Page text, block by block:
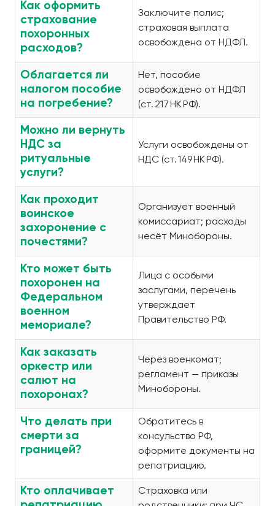
Как оформить
страхование
похоронных
расходов?
Заключите полис;
страховая выплата
освобождена от НДФЛ.
Облагается ли
налогом пособие
на погребение?
Нет, пособие
освобождено от НДФЛ
(ст. 217 НК РФ).
Можно ли вернуть
НДС за
ритуальные
услуги?
Услуги освобождены от
НДС (ст. 149 НК РФ).
Как проходит
воинское
захоронение с
почестями?
Организует военный
комиссариат; расходы
несёт Минобороны.
Кто может быть
похоронен на
Федеральном
военном
мемориале?
Лица с особыми
заслугами, перечень
утверждает
Правительство РФ.
Как заказать
оркестр или
салют на
похоронах?
Через военкомат;
регламент — приказы
Минобороны.
Что делать при
смерти за
границей?
Обратитесь в
консульство РФ,
оформите документы на
репатриацию.
Кто оплачивает
Страховка или